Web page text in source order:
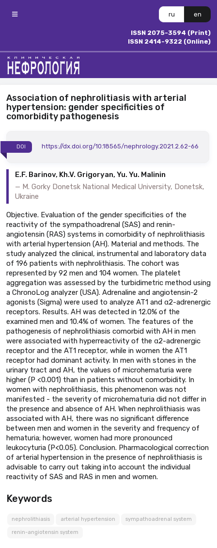
ru en
ISSN 2075-3594 (Print)
ISSN 2414-9322 (Online)
Association of nephrolitiasis with arterial
hypertension: gender specificities of
comorbidity pathogenesis
DOI https://dx.doi.org/10.18565/nephrology.2021.2.62-66
E.F. Barinov, Kh.V. Grigoryan, Yu. Yu. Malinin
M. Gorky Donetsk National Medical University, Donetsk,
Ukraine
Objective. Evaluation of the gender specificities of the
reactivity of the sympathoadrenal (SAS) and renin-
angiotensin (RAS) systems in comorbidity of nephrolithiasis
with arterial hypertension (AH). Material and methods. The
study analyzed the clinical, instrumental and laboratory data
of 196 patients with nephrolithiasis. The cohort was
represented by 92 men and 104 women. The platelet
aggregation was assessed by the turbidimetric method using
a ChronoLog analyzer (USA). Adrenaline and angiotensin-2
agonists (Sigma) were used to analyze AT1 and α2-adrenergic
receptors. Results. AH was detected in 12.0% of the
examined men and 10.4% of women. The features of the
pathogenesis of nephrolithiasis comorbid with AH in men
were associated with hyperreactivity of the α2-adrenergic
receptor and the AT1 receptor, while in women the AT1
receptor had dominant activity. In men with stones in the
urinary tract and AH, the values ​​of microhematuria were
higher (P <0.001) than in patients without comorbidity. In
women with nephrolithiasis, this phenomenon was not
manifested - the severity of microhematuria did not differ in
the presence and absence of AH. When nephrolithiasis was
associated with AH, there was no significant difference
between men and women in the severity and frequency of
hematuria; however, women had more pronounced
leukocyturia (P<0.05). Conclusion. Pharmacological correction
of arterial hypertension in the presence of nephrolithiasis is
advisable to carry out taking into account the individual
reactivity of SAS and RAS in men and women.
Keywords
nephrolithiasis arterial hypertension sympathoadrenal system
renin-angiotensin system